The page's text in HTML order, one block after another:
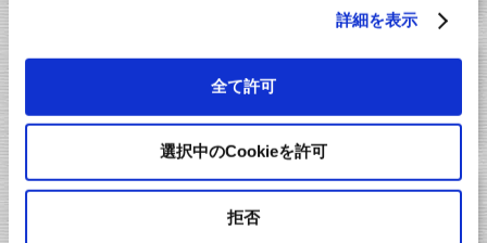
詳細を表示
全て許可
選択中のCookieを許可
拒否